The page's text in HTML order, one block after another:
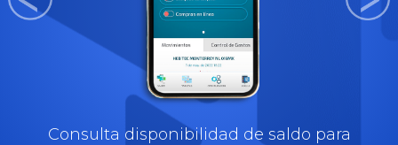
Consulta disponibilidad de saldo para